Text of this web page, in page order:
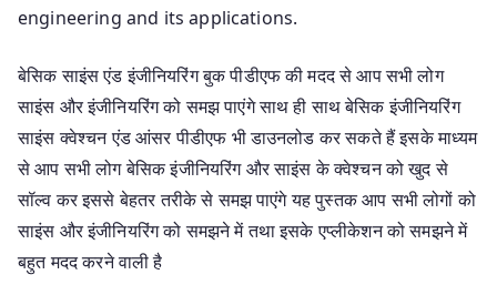
engineering and its applications.
बेसिक साइंस एंड इंजीनियरिंग बुक पीडीएफ की मदद से आप सभी लोग
साइंस और इंजीनियरिंग को समझ पाएंगे साथ ही साथ बेसिक इंजीनियरिंग
साइंस क्वेश्चन एंड आंसर पीडीएफ भी डाउनलोड कर सकते हैं इसके माध्यम
से आप सभी लोग बेसिक इंजीनियरिंग और साइंस के क्वेश्चन को खुद से
सॉल्व कर इससे बेहतर तरीके से समझ पाएंगे यह पुस्तक आप सभी लोगों को
साइंस और इंजीनियरिंग को समझने में तथा इसके एप्लीकेशन को समझने में
बहुत मदद करने वाली है